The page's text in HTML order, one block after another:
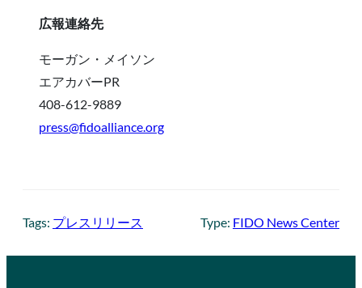
広報連絡先
モーガン・メイソン
エアカバーPR
408-612-9889
press@fidoalliance.org
Tags: プレスリリース Type: FIDO News Center